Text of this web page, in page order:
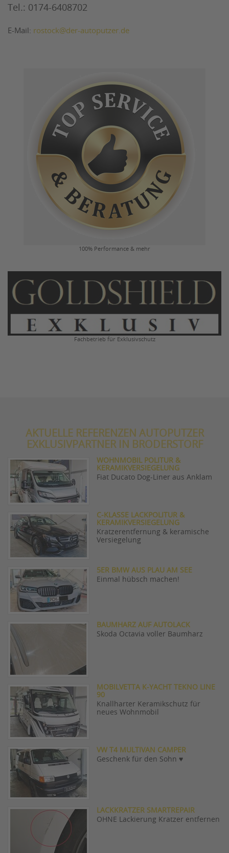
Tel.: 0174-6408702
E-Mail: rostock@der-autoputzer.de
100% Performance & mehr
Fachbetrieb für Exklusivschutz
AKTUELLE REFERENZEN AUTOPUTZER
EXKLUSIVPARTNER IN BRODERSTORF
WOHNMOBIL POLITUR &
KERAMIKVERSIEGELUNG
Fiat Ducato Dog-Liner aus Anklam
C-KLASSE LACKPOLITUR &
KERAMIKVERSIEGELUNG
Kratzerentfernung & keramische
Versiegelung
5ER BMW AUS PLAU AM SEE
Einmal hübsch machen!
BAUMHARZ AUF AUTOLACK
Skoda Octavia voller Baumharz
MOBILVETTA K-YACHT TEKNO LINE
90
Knallharter Keramikschutz für
neues Wohnmobil
VW T4 MULTIVAN CAMPER
Geschenk für den Sohn ♥️
LACKKRATZER SMARTREPAIR
OHNE Lackierung Kratzer entfernen